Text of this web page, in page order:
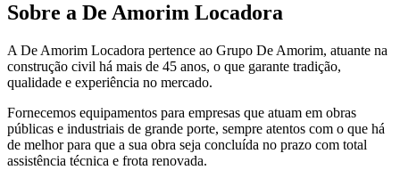
Sobre a De Amorim Locadora
A De Amorim Locadora pertence ao Grupo De Amorim, atuante na
construção civil há mais de 45 anos, o que garante tradição,
qualidade e experiência no mercado.
Fornecemos equipamentos para empresas que atuam em obras
públicas e industriais de grande porte, sempre atentos com o que há
de melhor para que a sua obra seja concluída no prazo com total
assistência técnica e frota renovada.